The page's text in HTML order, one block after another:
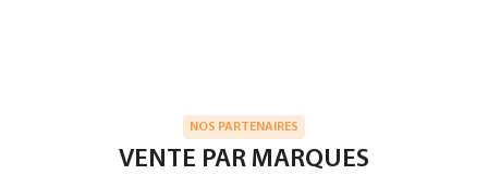
NOS PARTENAIRES
VENTE PAR MARQUES